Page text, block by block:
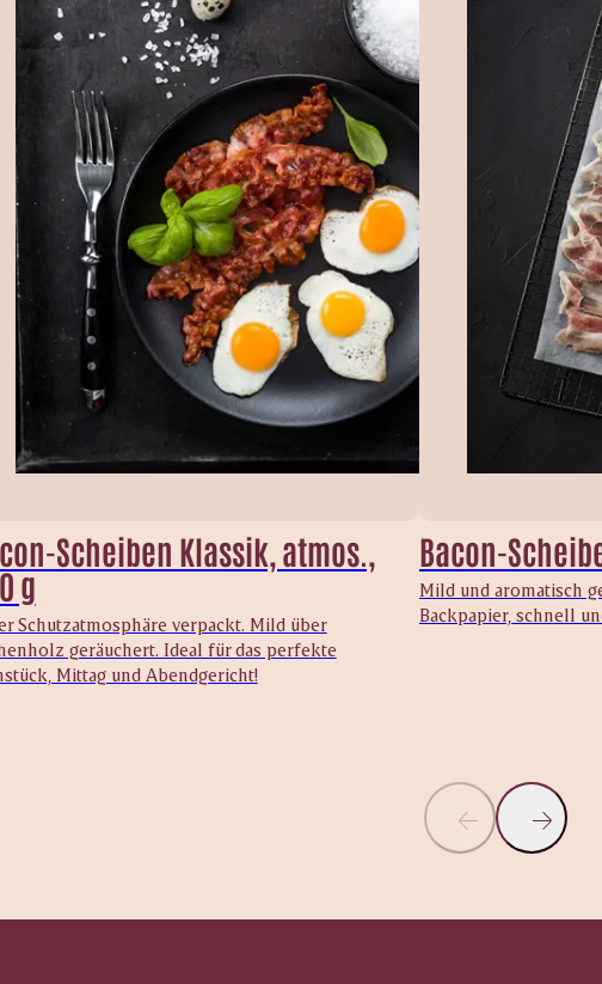
Scheiben Klassik, atmos.,
g
Schutzatmosphäre verpackt. Mild über
geräuchert. Ideal für das perfekte
Mittag und Abendgericht!
Bacon-
Mild und aromatisch
Backpapier, schnell